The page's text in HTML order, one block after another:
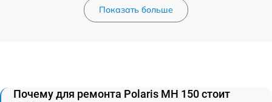
Показать больше
Почему для ремонта Polaris MH 150 стоит